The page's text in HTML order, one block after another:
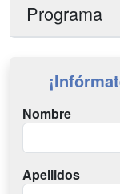
Programa
Nombre
Apellidos